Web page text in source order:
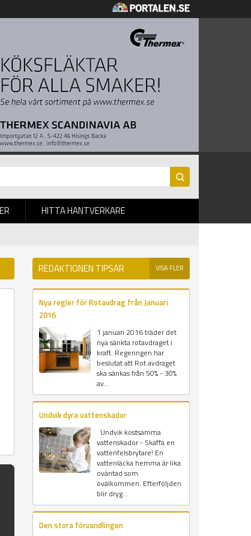
HITTA HANTVERKARE
REDAKTIONEN TIPSAR VISA FLER
Nya regler för Rotavdrag från Januari
2016
1 januari 2016 träder det
nya sänkta rotavdraget i
kraft. Regeringen har
beslutat att Rot avdraget
ska sänkas från 50% - 30%
av...
Undvik dyra vattenskador
Undvik kostsamma
vattenskador - Skaffa en
vattenfelsbrytare! En
vattenläcka hemma är lika
oväntad som
ovälkommen. Efterföljden
blir dryg...
Den stora förvandlingen